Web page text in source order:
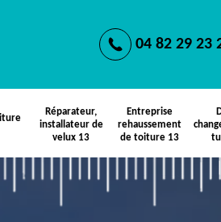
04 82 29 23
Réparateur,
installateur de
velux 13
Entreprise
rehaussement
de toiture 13